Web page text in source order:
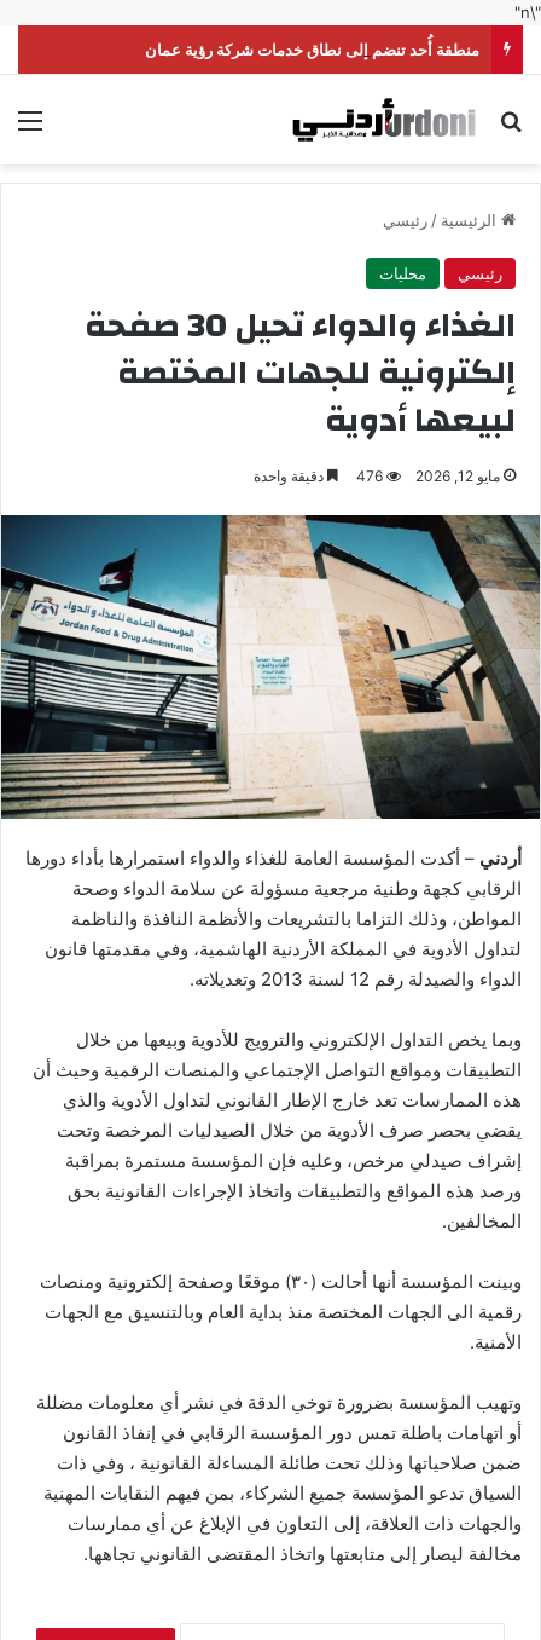
"\n"
منطقة أُحد تنضم إلى نطاق خدمات شركة رؤية عمان
بحث عن
الرئيسية /رئيسي
رئيسي محليات
الغذاء والدواء تحيل 30 صفحة
إلكترونية للجهات المختصة
لبيعها أدوية
مايو 12, 2026 476 دقيقة واحدة
أردني – أكدت المؤسسة العامة للغذاء والدواء استمرارها بأداء دورها
الرقابي كجهة وطنية مرجعية مسؤولة عن سلامة الدواء وصحة
المواطن، وذلك التزاما بالتشريعات والأنظمة النافذة والناظمة
لتداول الأدوية في المملكة الأردنية الهاشمية، وفي مقدمتها قانون
الدواء والصيدلة رقم 12 لسنة 2013 وتعديلاته.
وبما يخص التداول الإلكتروني والترويج للأدوية وبيعها من خلال
التطبيقات ومواقع التواصل الإجتماعي والمنصات الرقمية وحيث أن
هذه الممارسات تعد خارج الإطار القانوني لتداول الأدوية والذي
يقضي بحصر صرف الأدوية من خلال الصيدليات المرخصة وتحت
إشراف صيدلي مرخص، وعليه فإن المؤسسة مستمرة بمراقبة
ورصد هذه المواقع والتطبيقات واتخاذ الإجراءات القانونية بحق
المخالفين.
وبينت المؤسسة أنها أحالت (٣٠) موقعًا وصفحة إلكترونية ومنصات
رقمية الى الجهات المختصة منذ بداية العام وبالتنسيق مع الجهات
الأمنية.
وتهيب المؤسسة بضرورة توخي الدقة في نشر أي معلومات مضللة
أو اتهامات باطلة تمس دور المؤسسة الرقابي في إنفاذ القانون
ضمن صلاحياتها وذلك تحت طائلة المساءلة القانونية ، وفي ذات
السياق تدعو المؤسسة جميع الشركاء، بمن فيهم النقابات المهنية
والجهات ذات العلاقة، إلى التعاون في الإبلاغ عن أي ممارسات
مخالفة ليصار إلى متابعتها واتخاذ المقتضى القانوني تجاهها.